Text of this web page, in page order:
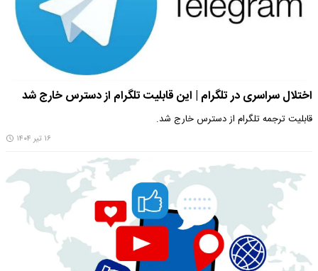
اختلال سراسری در تلگرام | این قابلیت تلگرام از دسترس خارج شد
قابلیت ترجمه تلگرام از دسترس خارج شد.
۱۶ تیر ۱۴۰۴